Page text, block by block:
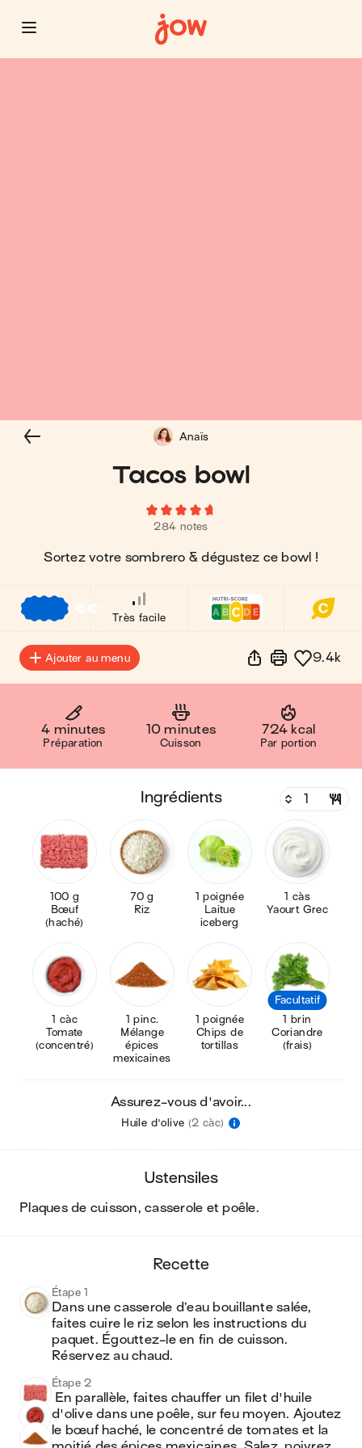
Tacos bowl
284 notes
Sortez votre sombrero & dégustez ce bowl !
Anaïs
€€
Très facile
Ajouter au menu 9.4k
4 minutes
Préparation
10 minutes
Cuisson
724 kcal
Par portion
ingrédients
100 g
Bœuf
(haché)
70 g
Riz
1 poignée
Laitue
iceberg
1 càs
Yaourt Grec
1 càc
Tomate
(concentré)
1 pinc.
Mélange
épices
mexicaines
1 poignée
Chips de
tortillas
Facultatif
1 brin
Coriandre
(frais)
Assurez-vous d'avoir...
Huile d'olive (2 càc)
ustensiles
plaques de cuisson, casserole et poêle.
recette
Étape 1
Dans une casserole d’eau bouillante salée,
faites cuire le riz selon les instructions du
paquet. Égouttez-le en fin de cuisson.
Réservez au chaud.
Étape 2
d'olive dans une poêle, sur feu moyen. Ajoutez
le bœuf haché, le concentré de tomates et la